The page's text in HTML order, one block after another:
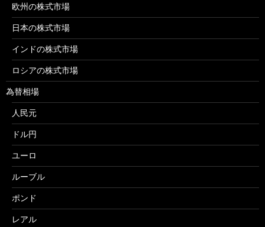
欧州の株式市場
日本の株式市場
インドの株式市場
ロシアの株式市場
為替相場
人民元
ドル円
ユーロ
ルーブル
ポンド
レアル